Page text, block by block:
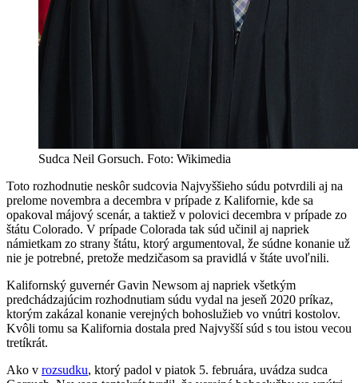
Sudca Neil Gorsuch. Foto: Wikimedia
Toto rozhodnutie neskôr sudcovia Najvyššieho súdu potvrdili aj na
prelome novembra a decembra v prípade z Kalifornie, kde sa
opakoval májový scenár, a taktiež v polovici decembra v prípade zo
štátu Colorado. V prípade Colorada tak súd učinil aj napriek
námietkam zo strany štátu, ktorý argumentoval, že súdne konanie už
nie je potrebné, pretože medzičasom sa pravidlá v štáte uvoľnili.
Kalifornský guvernér Gavin Newsom aj napriek všetkým
predchádzajúcim rozhodnutiam súdu vydal na jeseň 2020 príkaz,
ktorým zakázal konanie verejných bohoslužieb vo vnútri kostolov.
Kvôli tomu sa Kalifornia dostala pred Najvyšší súd s tou istou vecou
tretíkrát.
Ako v rozsudku, ktorý padol v piatok 5. februára, uvádza sudca